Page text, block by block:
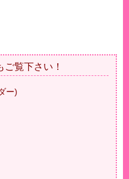
覧下さい！
ー)